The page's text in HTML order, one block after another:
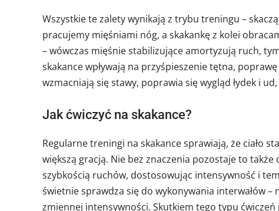
Wszystkie te zalety wynikają z trybu treningu –
pracujemy mięśniami nóg, a skakankę z kolei
– wówczas mięśnie stabilizujące amortyzują ruch,
skakance wpływają na przyśpieszenie tętna,
wzmacniają się stawy, poprawia się wygląd łydek i
Jak ćwiczyć na skakance?
Regularne treningi na skakance sprawiają, że ciało
większą gracją. Nie bez znaczenia pozostaje to
szybkością ruchów, dostosowując intensywność i
świetnie sprawdza się do wykonywania interwałów
zmiennej intensywności. Skutkiem tego typu